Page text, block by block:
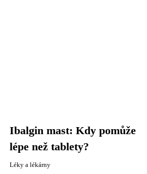
Ibalgin mast: Kdy pomůže
lépe než tablety?
Léky a lékárny